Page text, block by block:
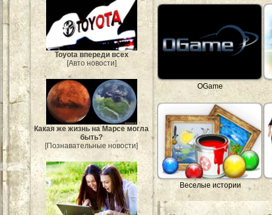
Toyota впереди всех
[Авто новости]
Какая же жизнь на Марсе могла
быть?
[Познавательные новости]
OGame
Веселые истории